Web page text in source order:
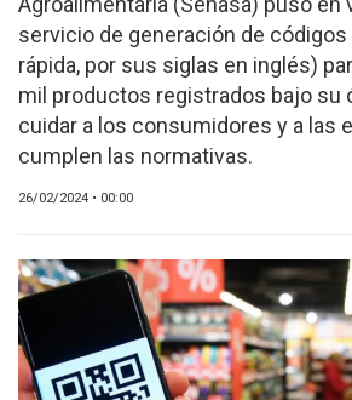
PRODUCTO
NUEVOS PRODUCTOS
MARKETPLACE
REVISTAS
EVENTOS Y
CAPACITACIONES
CALENDARIO
MEDIA KIT
TEMAS DESTACADOS
AVICULTURA
servicio de generación de códigos
rápida, por sus siglas en inglés)
mil productos registrados bajo su
cuidar a los consumidores y a las
cumplen las normativas.
26/02/2024 • 00:00